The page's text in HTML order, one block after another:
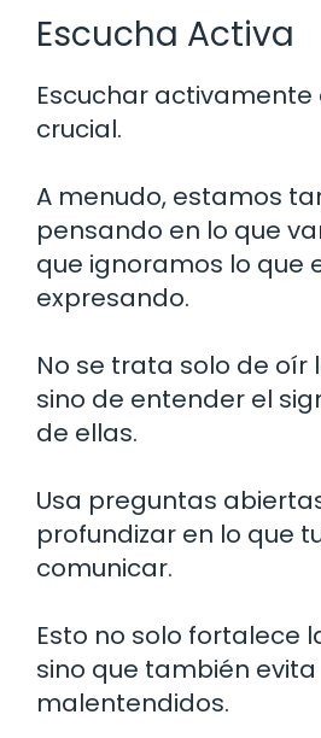
Escucha Activa
Escuchar activamente
crucial.
A menudo, estamos
pensando en lo que
que ignoramos lo que
expresando.
No se trata solo de oír
sino de entender el
de ellas.
Usa preguntas
profundizar en lo que
comunicar.
Esto no solo fortalece
sino que también evita
malentendidos.